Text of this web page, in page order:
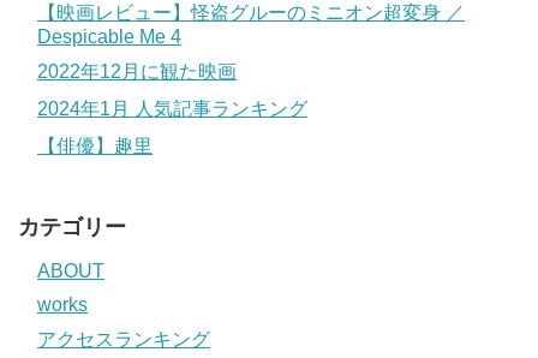
【映画レビュー】怪盗グルーのミニオン超変身 ／
Despicable Me 4
2022年12月に観た映画
2024年1月 人気記事ランキング
【俳優】趣里
カテゴリー
ABOUT
works
アクセスランキング